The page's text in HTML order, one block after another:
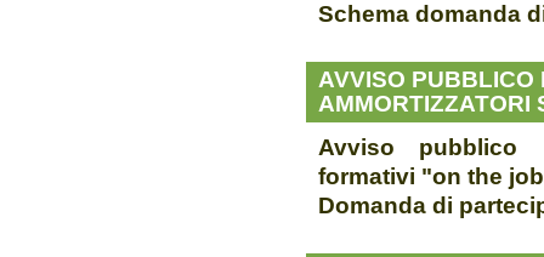
Schema domanda
AVVISO PUBBLICO
AMMORTIZZATORI
Avviso pubblico
formativi "on the
Domanda di